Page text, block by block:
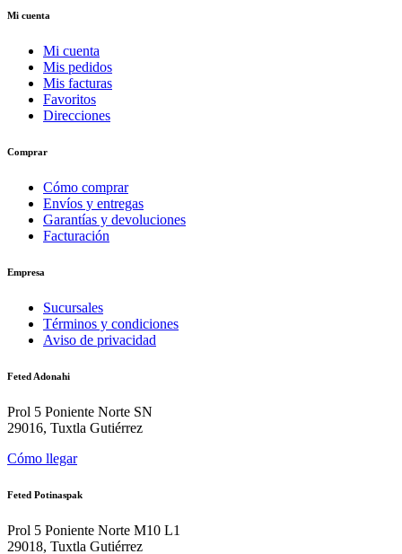
Mi cuenta
Mi cuenta
Mis pedidos
Mis facturas
Favoritos
Direcciones
Comprar
Cómo comprar
Envíos y entregas
Garantías y devoluciones
Facturación
Empresa
Sucursales
Términos y condiciones
Aviso de privacidad
Feted Adonahi
Prol 5 Poniente Norte SN
29016, Tuxtla Gutiérrez
Cómo llegar
Feted Potinaspak
Prol 5 Poniente Norte M10 L1
29018, Tuxtla Gutiérrez